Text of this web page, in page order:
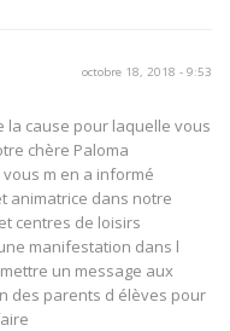
octobre 18, 2018 - 9:53
la cause pour laquelle vous
chère Paloma
m en a informé
animatrice dans notre
centres de loisirs
manifestation dans l
un message aux
des parents d élèves pour